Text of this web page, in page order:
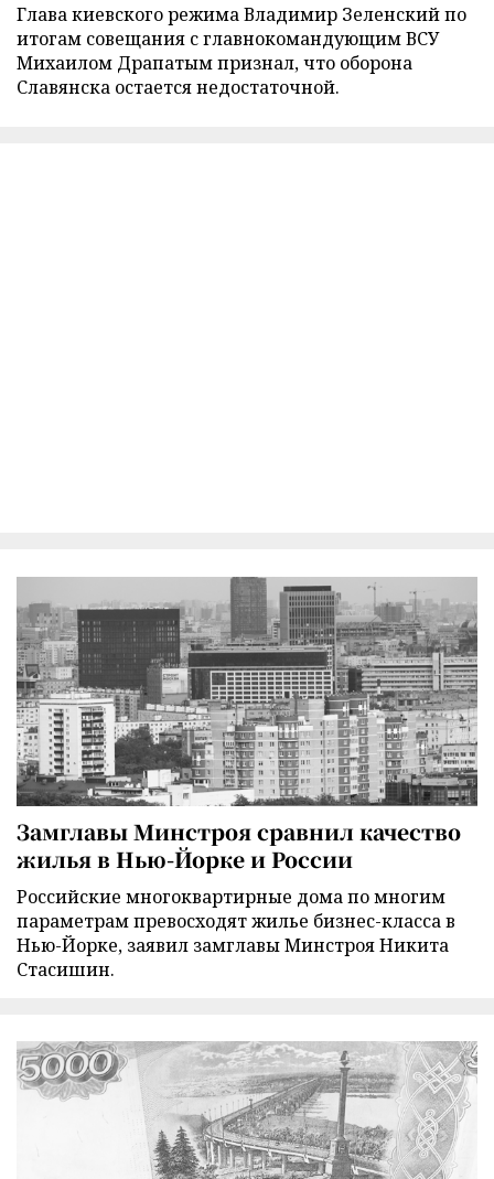
Глава киевского режима Владимир Зеленский по
итогам совещания с главнокомандующим ВСУ
Михаилом Драпатым признал, что оборона
Славянска остается недостаточной.
Замглавы Минстроя сравнил качество
жилья в Нью-Йорке и России
Российские многоквартирные дома по многим
параметрам превосходят жилье бизнес-класса в
Нью-Йорке, заявил замглавы Минстроя Никита
Стасишин.